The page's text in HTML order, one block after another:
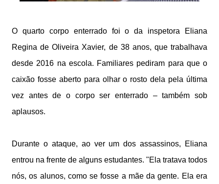
O quarto corpo enterrado foi o da inspetora Eliana
Regina de Oliveira Xavier, de 38 anos, que trabalhava
desde 2016 na escola. Familiares pediram para que o
caixão fosse aberto para olhar o rosto dela pela última
vez antes de o corpo ser enterrado – também sob
aplausos.
Durante o ataque, ao ver um dos assassinos, Eliana
entrou na frente de alguns estudantes. "Ela tratava todos
nós, os alunos, como se fosse a mãe da gente. Ela era